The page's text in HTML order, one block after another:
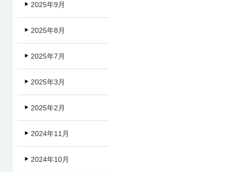
2025年9月
2025年8月
2025年7月
2025年3月
2025年2月
2024年11月
2024年10月